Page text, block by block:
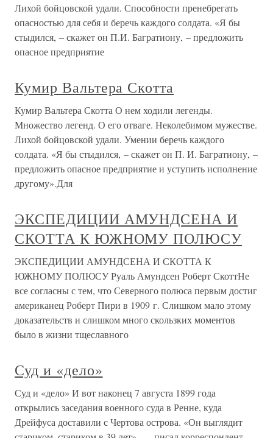
Лихой бойцовской удали. Способности пренебрегать
опасностью для себя и беречь каждого солдата. «Я бы
стыдился, – скажет он П.И. Багратиону, – предложить
опасное предприятие
Кумир Вальтера Скотта
Кумир Вальтера Скотта О нем ходили легенды.
Множество легенд. О его отваге. Неколебимом мужестве.
Лихой бойцовской удали. Умении беречь каждого
солдата. «Я бы стыдился, – скажет он П. И. Багратиону, –
предложить опасное предприятие и уступить исполнение
другому».Для
ЭКСПЕДИЦИИ АМУНДСЕНА И
СКОТТА К ЮЖНОМУ ПОЛЮСУ
ЭКСПЕДИЦИИ АМУНДСЕНА И СКОТТА К
ЮЖНОМУ ПОЛЮСУ Руаль Амундсен Роберт СкоттНе
все согласны с тем, что Северного полюса первым достиг
американец Роберт Пири в 1909 г. Слишком мало этому
доказательств и слишком много скользких моментов
было в жизни тщеславного
Суд и «дело»
Суд и «дело» И вот наконец 7 августа 1899 года
открылись заседания военного суда в Ренне, куда
Дрейфуса доставили с Чертова острова. «Он выглядит